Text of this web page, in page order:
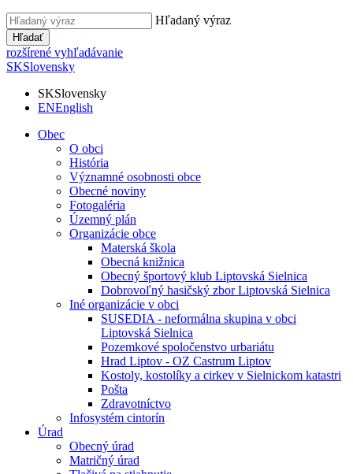
Hľadaný výraz
Hľadať
rozšírené vyhľadávanie
SKSlovensky
SKSlovensky
ENEnglish
Obec
O obci
História
Významné osobnosti obce
Obecné noviny
Fotogaléria
Územný plán
Organizácie obce
Materská škola
Obecná knižnica
Obecný športový klub Liptovská Sielnica
Dobrovoľný hasičský zbor Liptovská Sielnica
Iné organizácie v obci
SUSEDIA - neformálna skupina v obci
Liptovská Sielnica
Pozemkové spoločenstvo urbariátu
Hrad Liptov - OZ Castrum Liptov
Kostoly, kostolíky a cirkev v Sielnickom katastri
Pošta
Zdravotníctvo
Infosystém cintorín
Úrad
Obecný úrad
Matričný úrad